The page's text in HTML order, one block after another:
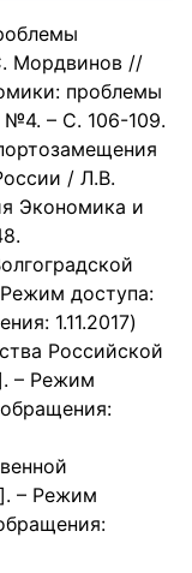
Мордвинов //
проблемы
№4. – С. 106-109.
/ Л.В.
Экономика и
доступа:
1.11.2017)
Российской
– Режим
– Режим